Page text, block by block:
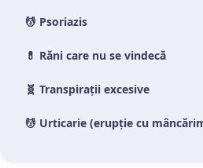
💆 Psoriazis
💊 Răni care nu se vindecă
🧬 Transpirații excesive
💆 Urticarie (erupție cu